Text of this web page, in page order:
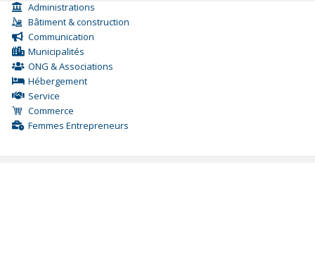
Administrations
Bâtiment & construction
Communication
Municipalités
ONG & Associations
Hébergement
Service
Commerce
Femmes Entrepreneurs